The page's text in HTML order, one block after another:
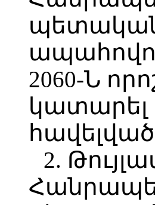
պետական
2060-Ն
կատարել
2.